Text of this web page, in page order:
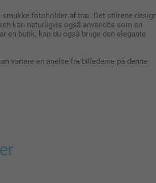
smukke fotoholder af træ. Det stilrene design
kan naturligvis også anvendes som en
en butik, kan du også bruge den elegante
variere en anelse fra billederne på denne